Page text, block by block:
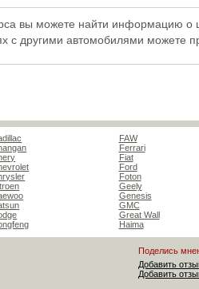
вы можете найти информацию о
с другими автомобилями можете
FAW
Ferrari
Fiat
Ford
Foton
Geely
Genesis
GMC
Great Wall
Haima
Поделись
Добавить
Добавить